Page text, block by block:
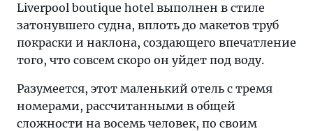
Liverpool boutique hotel выполнен в стиле
затонувшего судна, вплоть до макетов труб
покраски и наклона, создающего впечатление
того, что совсем скоро он уйдет под воду.
Разумеется, этот маленький отель с тремя
номерами, рассчитанными в общей
сложности на восемь человек, по своим